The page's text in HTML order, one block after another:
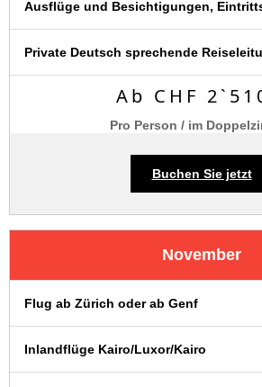
Ausflüge und Besichtigungen,
Private Deutsch sprechende
Ab CHF
Pro Person / im
Buchen Sie jetzt
November
Flug ab Zürich oder ab Genf
Inlandflüge Kairo/Luxor/Kairo